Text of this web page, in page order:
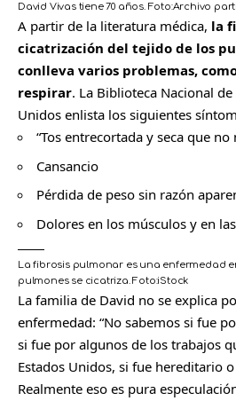
David Vivas tiene 70 años.Foto:Archivo
A partir de la literatura médica, la
cicatrización del tejido de los
conlleva varios problemas,
respirar. La Biblioteca Nacional
Unidos enlista los siguientes
“Tos entrecortada y seca que no
Cansancio
Pérdida de peso sin razón
Dolores en los músculos y en
La fibrosis pulmonar es una enfermedad
pulmones se cicatriza.Foto:iStock
La familia de David no se explica
enfermedad: “No sabemos si fue
si fue por algunos de los trabajos
Estados Unidos, si fue hereditario
Realmente eso es pura